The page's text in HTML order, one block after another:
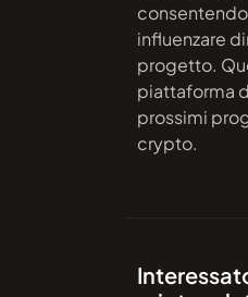
influenzare
progetto.
piattaforma
prossimi
crypto.